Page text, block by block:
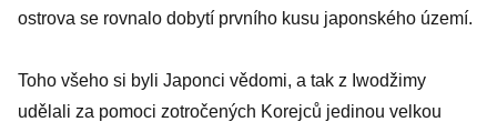
ostrova se rovnalo dobytí prvního kusu japonského území.
Toho všeho si byli Japonci vědomi, a tak z Iwodžimy
udělali za pomoci zotročených Korejců jedinou velkou